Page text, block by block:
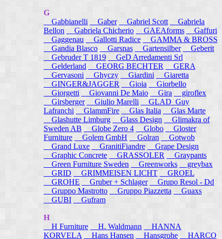
G
Gabbianelli
Gaber Gabriel Scott
Gabriela
Bellon
Gabriela Chicherio GAEAforms
Gaffuri
Gaggenau
Gallotti Radice
GAMMA & BROSS
Gandia Blasco
Garsnas Gartensilber
Geberit
Gebruder T 1819
GeD Arredamenti Srl
Gelderland
GEORG BECHTER
GERA
Gervasoni
Ghyczy Giardini
Giaretta
GINGER&JAGGER
Gioia
Giorbello
Giorgetti
Giovanni De Maio Gira
giroflex
Girsberger
Giulio Marelli
GLAD_Guy
Lafranchi
GlammFire Glas Italia
Glas Marte
Glashutte Limburg
Glass Design
Glimakra of
Sweden AB
Globe Zero 4 Globo
Gloster
Furniture
Golem GmbH Golran
Gotwob
Grand Luxe
GranitiFiandre
Grape Design
Graphic Concrete
GRASSOLER
Graypants
Green Furniture Sweden
Greenworks
greybax
GRID
GRIMMEISEN LICHT
GROEL
GROHE
Gruber + Schlager
Grupo Resol - Dd
Gruppo Mastrotto
Gruppo Piazzetta
Guaxs
GUBI
Gufram
H
H Furniture
H. Waldmann
HANNA
KORVELA
Hans Hansen Hansgrohe HARCO